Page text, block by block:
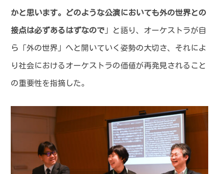
かと思います。どのような公演においても外の世界との
接点は必ずあるはずなので 」と語り、オーケストラが自
ら「外の世界」へと開いていく姿勢の大切さ、それによ
り社会におけるオーケストラの価値が再発見されること
の重要性を指摘した。